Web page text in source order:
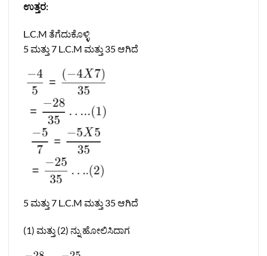
ಉತ್ತರ:
L.C.M ತೆಗೆದುಕೊಳ್ಳಿ
5 ಮತ್ತು 7 L.C.M ಮತ್ತು 35 ಆಗಿದೆ
5 ಮತ್ತು 7 L.C.M ಮತ್ತು 35 ಆಗಿದೆ
(1) ಮತ್ತು (2) ನ್ನು ಹೋಲಿಸಿದಾಗ